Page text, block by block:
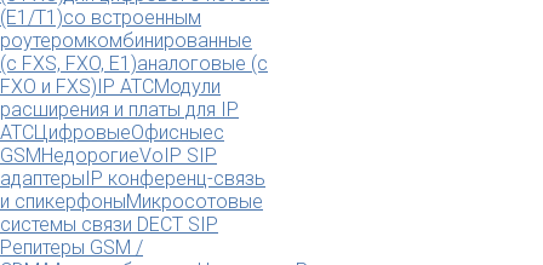
(E1/T1)со встроенным
роутеромкомбинированные
(c FXS, FXO, E1)аналоговые (с
FXO и FXS)IP АТСМодули
расширения и платы для IP
АТСЦифровыеОфисныес
GSMНедорогиеVoIP SIP
адаптерыIP конференц-связь
и спикерфоныМикросотовые
системы связи DECT SIP
Репитеры GSM /